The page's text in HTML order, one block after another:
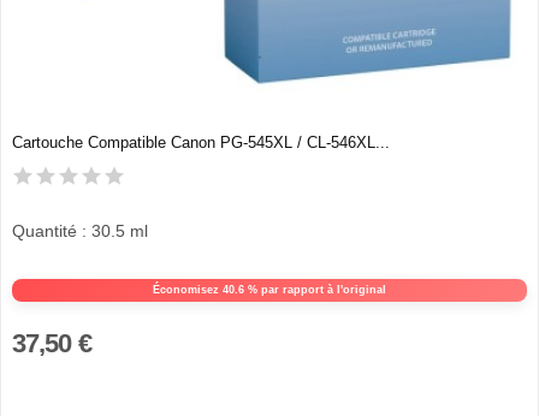
Cartouche Compatible Canon PG-545XL / CL-546XL...
Économisez 40.6 % par rapport à l'original
Quantité : 30.5 ml
37,50 €